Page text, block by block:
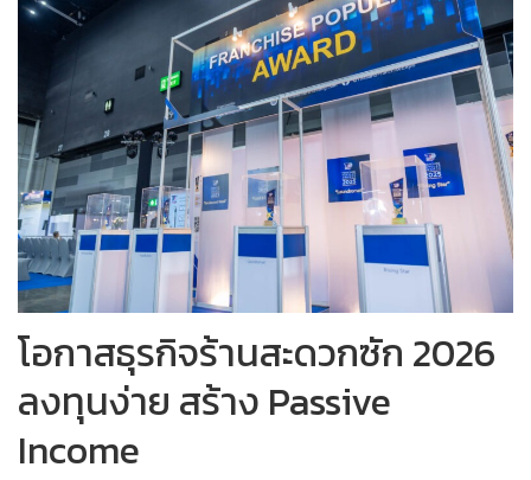
โอกาสธุรกิจร้านสะดวกซัก 2026
ลงทุนง่าย สร้าง Passive
Income